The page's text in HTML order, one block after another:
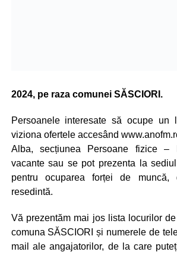
2024, pe raza comunei SĂSCIORI.
Persoanele interesate să ocupe un
viziona ofertele accesând
Alba, secțiunea Persoane fizice –
vacante sau se pot prezenta la
pentru ocuparea forței de muncă,
resedintă.
Vă prezentăm mai jos lista locurilor
comuna SĂSCIORI și numerele de
mail ale angajatorilor, de la care